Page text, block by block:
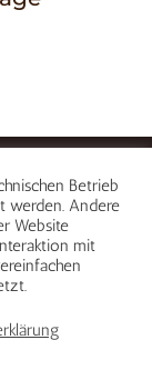
Betrieb
werden. Andere
Website
mit